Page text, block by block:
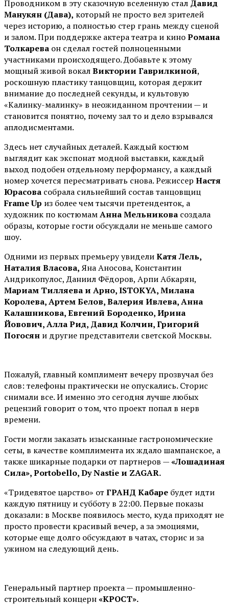
Проводником в эту сказочную вселенную стал Давид
Манукян (Дава), который не просто вел зрителей
через историю, а полностью стер грань между сценой
и залом. При поддержке актера театра и киноРомана
Толкарева он сделал гостей полноценными
участниками происходящего. Добавьте к этому
мощный живой вокалВиктории Гаврилкиной,
роскошную пластику танцовщиц, которая держит
внимание до последней секунды, и культовую
«Калинку-малинку» в неожиданном прочтении — и
становится понятно, почему зал то и дело взрывался
аплодисментами.
Здесь нет случайных деталей. Каждый костюм
выглядит как экспонат модной выставки, каждый
выход подобен отдельному перформансу, а каждый
номер хочется пересматривать снова. Режиссер Настя
Юрасова собрала сильнейший состав танцовщиц
Frame Up из более чем тысячи претенденток, а
художник по костюмамАнна Мельникова создала
образы, которые гости обсуждали не меньше самого
шоу.
Одними из первых премьеру увиделиКатя Лель,
Наталия Власова,Яна Аносова, Константин
Андрикопулос, Даниил Фёдоров, Арпи Абкарян,
Мариам Тилляева и Арно, ISTOKYA, Милана
Королева, Артем Белов, Валерия Ивлева, Анна
Калашникова, Евгений Бороденко, Ирина
Йовович, Алла Рид, Давид Колчин, Григорий
Погосян и другие представители светской Москвы.
Пожалуй, главный комплимент вечеру прозвучал без
слов: телефоны практически не опускались. Сторис
снимали все. И именно это сегодня лучше любых
рецензий говорит о том, что проект попал в нерв
времени.
Гости могли заказать изысканные гастрономические
сеты, в качестве комплимента их ждало шампанское, а
также шикарные подарки от партнеров —«Лошадиная
Сила», Portobello, Dy Nastie и ZAGAR.
«Тридевятое царство» от ГРАНД Кабаре будет идти
каждую пятницу и субботу в 22:00. Первые показы
доказали: в Москве появилось место, куда приходят не
просто провести красивый вечер, а за эмоциями,
которые еще долго обсуждают в чатах, сторис и за
ужином на следующий день.
Генеральный партнер проекта — промышленно-
строительный концерн«КРОСТ».